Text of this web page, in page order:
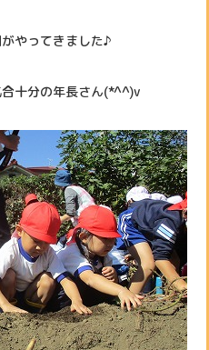
やってきました♪
十分の年長さん(*^^)v